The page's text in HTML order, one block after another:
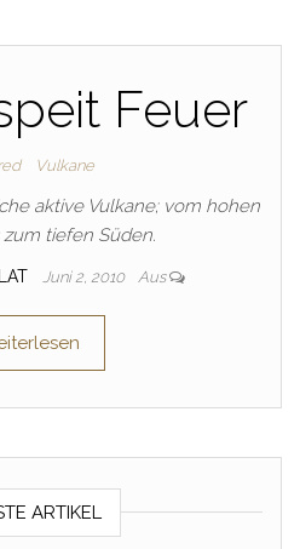
Feuer
Vulkane
aktive Vulkane; vom hohen
tiefen Süden.
Juni 2, 2010 Aus
ARTIKEL